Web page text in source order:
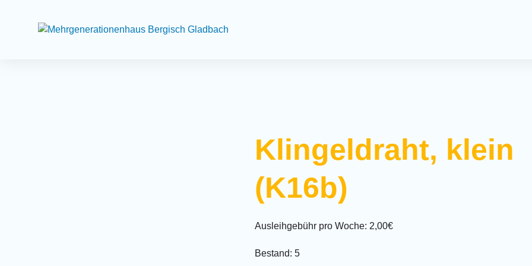
Klingeldraht, klein
(K16b)
Ausleihgebühr pro Woche: 2,00€
Bestand: 5